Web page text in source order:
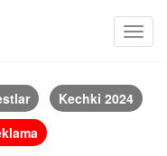
Kechki 2024